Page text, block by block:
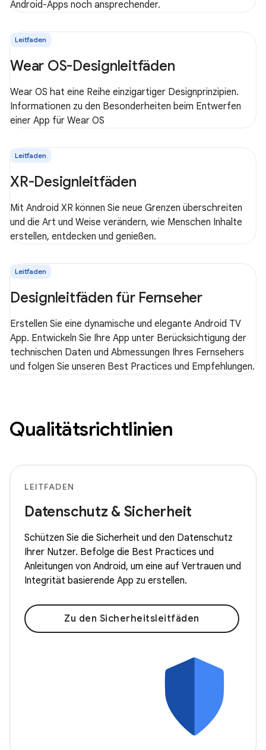
Android-Apps noch ansprechender.
Leitfaden
Wear OS-Designleitfäden
Wear OS hat eine Reihe einzigartiger Designprinzipien.
Informationen zu den Besonderheiten beim Entwerfen
einer App für Wear OS
Leitfaden
XR-Designleitfäden
Mit Android XR können Sie neue Grenzen überschreiten
und die Art und Weise verändern, wie Menschen Inhalte
erstellen, entdecken und genießen.
Leitfaden
Designleitfäden für Fernseher
Erstellen Sie eine dynamische und elegante Android TV
App. Entwickeln Sie Ihre App unter Berücksichtigung der
technischen Daten und Abmessungen Ihres Fernsehers
und folgen Sie unseren Best Practices und Empfehlungen.
Qualitätsrichtlinien
LEITFADEN
Datenschutz & Sicherheit
Schützen Sie die Sicherheit und den Datenschutz
Ihrer Nutzer. Befolge die Best Practices und
Anleitungen von Android, um eine auf Vertrauen und
Integrität basierende App zu erstellen.
Zu den Sicherheitsleitfäden